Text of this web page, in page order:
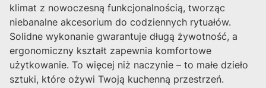
klimat z nowoczesną funkcjonalnością, tworząc
niebanalne akcesorium do codziennych rytuałów.
Solidne wykonanie gwarantuje długą żywotność, a
ergonomiczny kształt zapewnia komfortowe
użytkowanie. To więcej niż naczynie – to małe dzieło
sztuki, które ożywi Twoją kuchenną przestrzeń.